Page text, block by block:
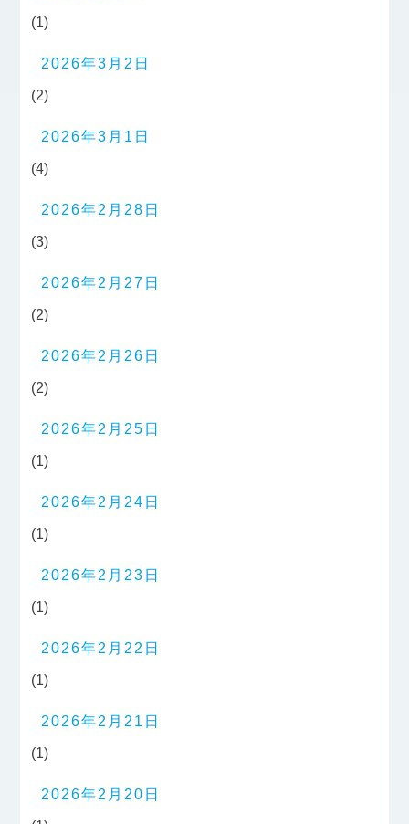
(1)
2026年3月2日
(2)
2026年3月1日
(4)
2026年2月28日
(3)
2026年2月27日
(2)
2026年2月26日
(2)
2026年2月25日
(1)
2026年2月24日
(1)
2026年2月23日
(1)
2026年2月22日
(1)
2026年2月21日
(1)
2026年2月20日